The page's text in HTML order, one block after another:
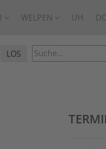
WELPEN UH